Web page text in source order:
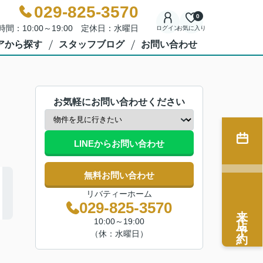
029-825-3570
間：10:00～19:00 定休日：水曜日 ログインお気に入り
0
から探す スタッフブログ お問い合わせ
お気軽にお問い合わせください
LINEからお問い合わせ
無料お問い合わせ
リバティーホーム
029-825-3570
10:00～19:00
（休：水曜日）
来店予約